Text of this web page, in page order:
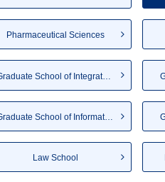
Pharmaceutical Sciences
Graduate School of Integrated...
Graduate School of Informatio...
Law School